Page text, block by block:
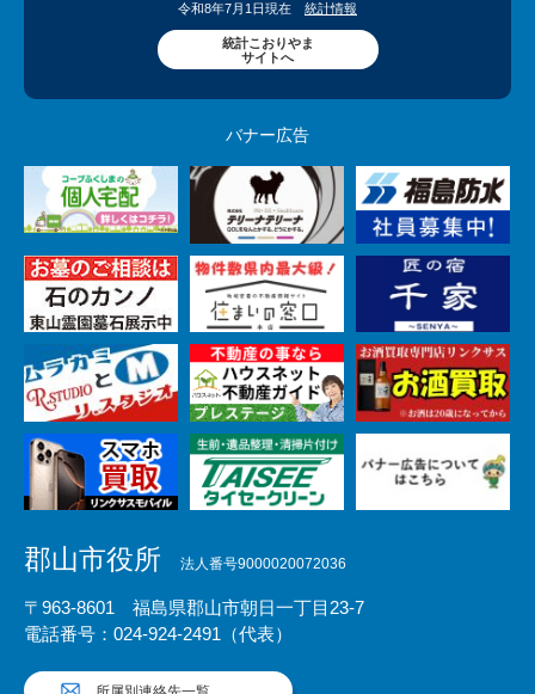
令和8年7月1日現在 統計情報
統計こおりやま
サイトへ
バナー広告
郡山市役所 法人番号9000020072036
〒963-8601 福島県郡山市朝日一丁目23-7
電話番号：024-924-2491（代表）